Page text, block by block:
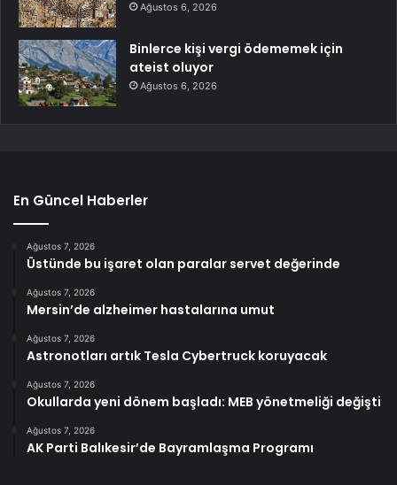
Ağustos 6, 2026
Binlerce kişi vergi ödememek için
ateist oluyor
Ağustos 6, 2026
En Güncel Haberler
Ağustos 7, 2026
Üstünde bu işaret olan paralar servet değerinde
Ağustos 7, 2026
Mersin’de alzheimer hastalarına umut
Ağustos 7, 2026
Astronotları artık Tesla Cybertruck koruyacak
Ağustos 7, 2026
Okullarda yeni dönem başladı: MEB yönetmeliği değişti
Ağustos 7, 2026
AK Parti Balıkesir’de Bayramlaşma Programı